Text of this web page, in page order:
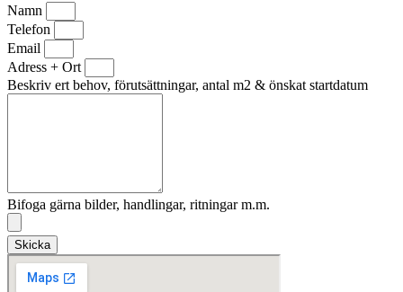
Namn
Telefon
Email
Adress + Ort
Beskriv ert behov, förutsättningar, antal m2 & önskat startdatum
Bifoga gärna bilder, handlingar, ritningar m.m.
Skicka